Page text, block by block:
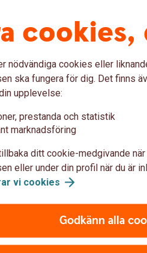
håller koll på företagen som
marknaden.
inom skarpt
köper alltså enbart
område. Avgifter
än för de
De
vara
nödvändiga cookies eller
ska fungera för dig. Det finns
upplevelse:
prestanda och statistik
marknadsföring
ditt cookie-medgivande
eller under din profil när du är
vi cookies
Godkänn alla